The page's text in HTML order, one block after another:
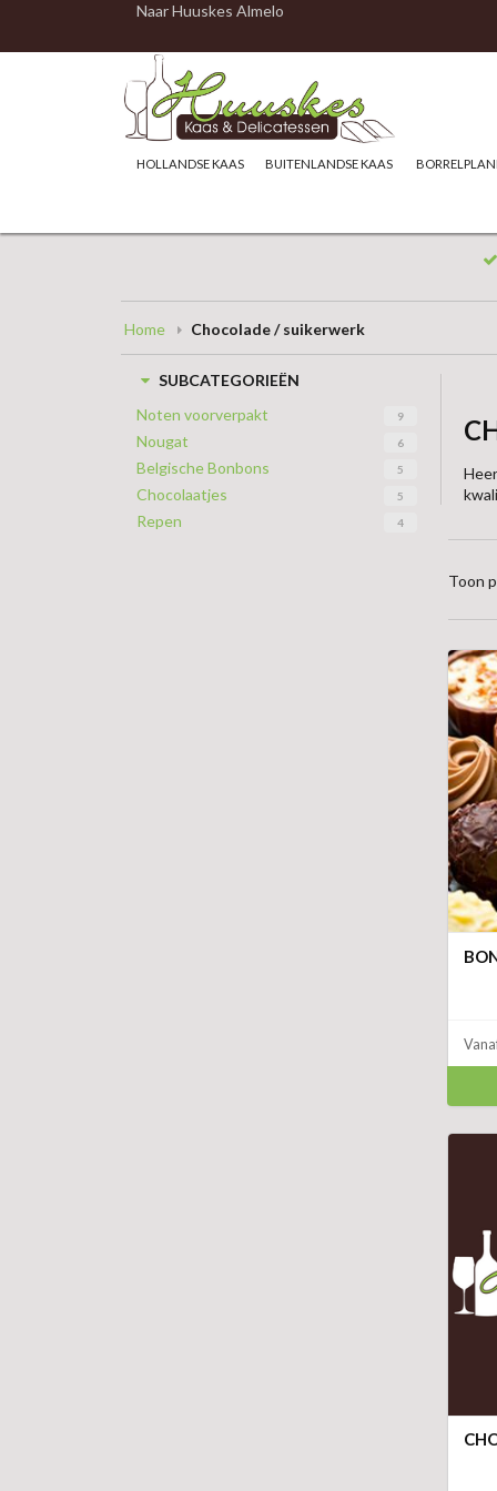
Naar Huuskes Almelo
HOLLANDSE KAAS BUITENLANDSE KAAS
Home Chocolade / suikerwerk
SUBCATEGORIEËN
Noten voorverpakt
9
Nougat 6
Belgische Bonbons 5
Chocolaatjes 5
Repen 4
Toon